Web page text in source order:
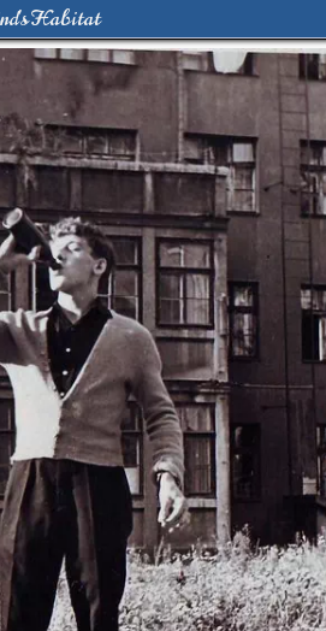
Habitat